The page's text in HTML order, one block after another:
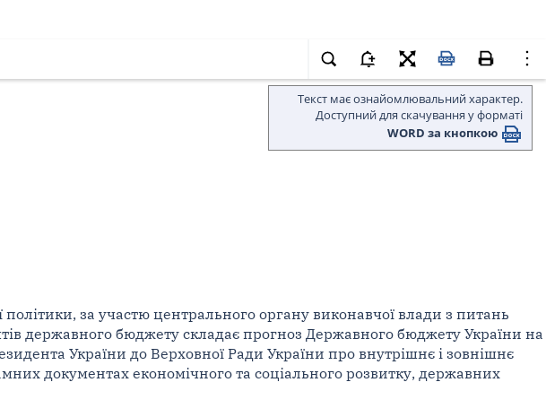
Текст має ознайомлювальний характер.
Доступний для скачування у форматі
WORD за кнопкою